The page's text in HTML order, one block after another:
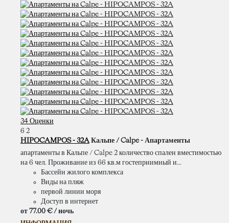
34 Оценки
6 2
HIPOCAMPOS - 32A Кальпе / Calpe - Апартаменты
апартаменты в Кальпе / Calpe 2 количество спален вместимостью
на 6 чел. Проживание из 66 кв.м гостеприимный и...
Бассейн жилого комплекса
Виды на пляж
первой линии моря
Доступ в интернет
от 77.00 € / ночь